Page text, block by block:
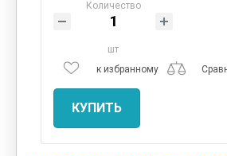
Количество
шт
к избранному
КУПИТЬ